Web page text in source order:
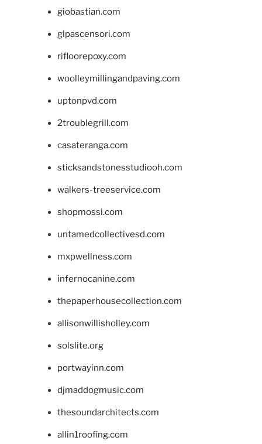
giobastian.com
glpascensori.com
rifloorepoxy.com
woolleymillingandpaving.com
uptonpvd.com
2troublegrill.com
casateranga.com
sticksandstonesstudiooh.com
walkers-treeservice.com
shopmossi.com
untamedcollectivesd.com
mxpwellness.com
infernocanine.com
thepaperhousecollection.com
allisonwillisholley.com
solslite.org
portwayinn.com
djmaddogmusic.com
thesoundarchitects.com
allin1roofing.com